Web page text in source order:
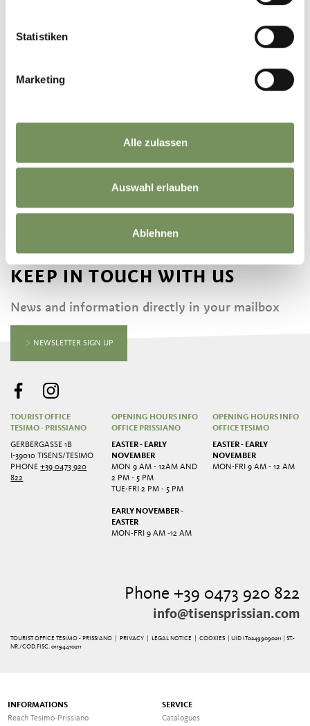
Statistiken
Marketing
Alle zulassen
Auswahl erlauben
Ablehnen
KEEP IN TOUCH WITH US
News and information directly in your mailbox
NEWSLETTER SIGN UP
TOURIST OFFICE
TESIMO - PRISSIANO
GERBERGASSE 1B
I-39010 TISENS/TESIMO
PHONE+39 0473 920
822
OPENING HOURS INFO
OFFICE PRISSIANO
EASTER - EARLY
NOVEMBER
MON 9 AM - 12AM AND
2 PM - 5 PM
TUE-FRI 2 PM - 5 PM
EARLY NOVEMBER -
EASTER
MON-FRI 9 AM -12 AM
OPENING HOURS INFO
OFFICE TESIMO
EASTER - EARLY
NOVEMBER
MON-FRI 9 AM - 12 AM
Phone +39 0473 920 822
info@tisensprissian.com
TOURIST OFFICE TESIMO - PRISSIANO | PRIVACY LEGAL NOTICE |COOKIES
| UID IT02499090211 | ST.-
NR./COD.FISC. 01194410211
INFORMATIONS
Reach Tesimo-Prissiano
SERVICE
Catalogues